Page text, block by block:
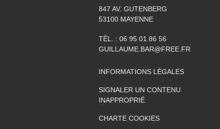
847 AV. GUTENBERG
53100 MAYENNE
TÉL. : 06 95 01 86 56
GUILLAUME.BAR@FREE.FR
INFORMATIONS LÉGALES
SIGNALER UN CONTENU
INAPPROPRIÉ
CHARTE COOKIES